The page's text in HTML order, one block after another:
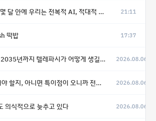
에 우리는 전복적 AI, 적대적 AI 둘 다 보게 될 것" 21:11
떡밥 17:37
년까지 텔레파시가 어떻게 생길 수 있는지 2026.08.06
니면 특이점이 오니까 전부 롱을 쳐야 할지 모르겠다.” 2026.08.06
의식적으로 늦추고 있다 2026.08.06